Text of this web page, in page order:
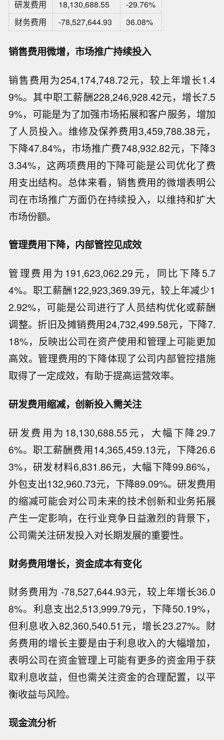
研发费用 18,130,688.55
-29.76%
财务费用
-78,527,644.93 36.08%
销售费用微增，市场推广持续投入
销售费用为254,174,748.72元，较上年增长1.4
9%。其中职工薪酬228,246,928.42元，增长7.5
9%，可能是为了加强市场拓展和客户服务，增加
了人员投入。维修及保养费用3,459,788.38元，
下降47.84%，市场推广费748,932.82元，下降3
3.34%，这两项费用的下降可能是公司优化了费
用支出结构。总体来看，销售费用的微增表明公
司在市场推广方面仍在持续投入，以维持和扩大
市场份额。
管理费用下降，内部管控见成效
管理费用为191,623,062.29元，同比下降5.7
4%。职工薪酬122,923,369.39元，较上年减少1
2.92%，可能是公司进行了人员结构优化或薪酬
调整。折旧及摊销费用24,732,499.58元，下降7.
18%，反映出公司在资产使用和管理上可能更加
高效。管理费用的下降体现了公司内部管控措施
取得了一定成效，有助于提高运营效率。
研发费用缩减，创新投入需关注
研发费用为18,130,688.55元，大幅下降29.7
6%。职工薪酬费用14,365,459.13元，下降26.6
3%，研发材料6,831.86元，大幅下降99.86%，
外包支出132,960.73元，下降89.09%。研发费用
的缩减可能会对公司未来的技术创新和业务拓展
产生一定影响，在行业竞争日益激烈的背景下，
公司需关注研发投入对长期发展的重要性。
财务费用增长，资金成本有变化
财务费用为 -78,527,644.93元，较上年增长36.0
8%。利息支出2,513,999.79元，下降50.19%，
但利息收入82,360,540.51元，增长23.27%。财
务费用的增长主要是由于利息收入的大幅增加，
表明公司在资金管理上可能有更多的资金用于获
取利息收益，但也需关注资金的合理配置，以平
衡收益与风险。
现金流分析